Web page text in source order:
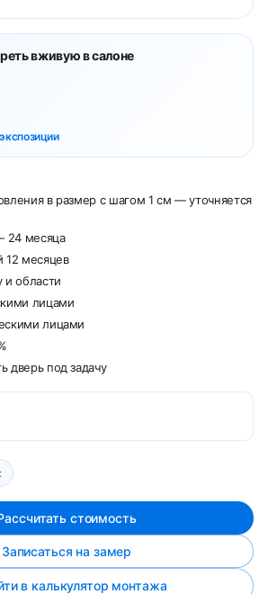
вживую в салоне
в размер с шагом 1 см — уточняется
24 месяца
12 месяцев
и области
лицами
лицами
дверь под задачу
стоимость
Записаться на замер
в калькулятор монтажа